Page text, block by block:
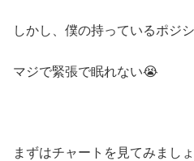
しかし、僕の持っているポジ
マジで緊張で眠れない😭
まずはチャートを見てみまし